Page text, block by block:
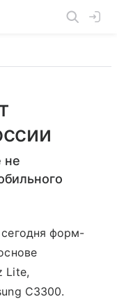
не
форм-
Lite,
C3300.